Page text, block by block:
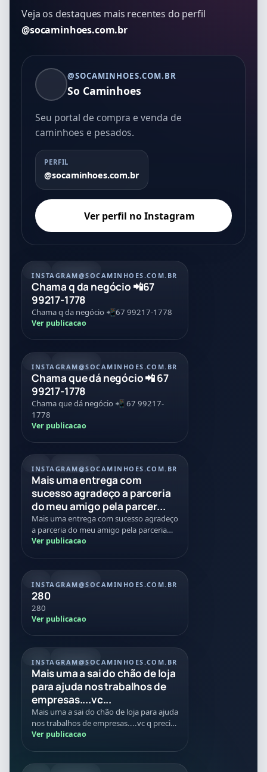
Veja os destaques mais recentes do perfil
@socaminhoes.com.br
@SOCAMINHOES.COM.BR
So Caminhoes
Seu portal de compra e venda de
caminhoes e pesados.
PERFIL
@socaminhoes.com.br
Ver perfil no Instagram
INSTAGRAM@SOCAMINHOES.COM.BR
Chama q da negócio 📲67
99217-1778
Chama q da negócio 📲67 99217-1778
Ver publicacao
INSTAGRAM@SOCAMINHOES.COM.BR
Chama que dá negócio 📲 67
99217-1778
Chama que dá negócio 📲 67 99217-
1778
Ver publicacao
INSTAGRAM@SOCAMINHOES.COM.BR
Mais uma entrega com
sucesso agradeço a parceria
do meu amigo pela parcer...
Mais uma entrega com sucesso agradeço
a parceria do meu amigo pela parceria
nessa negociação Tmj
Ver publicacao
INSTAGRAM@SOCAMINHOES.COM.BR
280
280
Ver publicacao
INSTAGRAM@SOCAMINHOES.COM.BR
Mais uma a sai do chão de loja
para ajuda nos trabalhos de
empresas....vc...
Mais uma a sai do chão de loja para ajuda
nos trabalhos de empresas....vc q precisa
de caminhões máquinas implementos
Ver publicacao